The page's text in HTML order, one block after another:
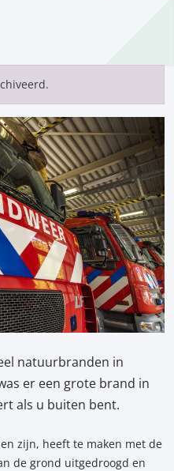
natuurbranden in
er een grote brand in
als u buiten bent.
zijn, heeft te maken met de
de grond uitgedroogd en